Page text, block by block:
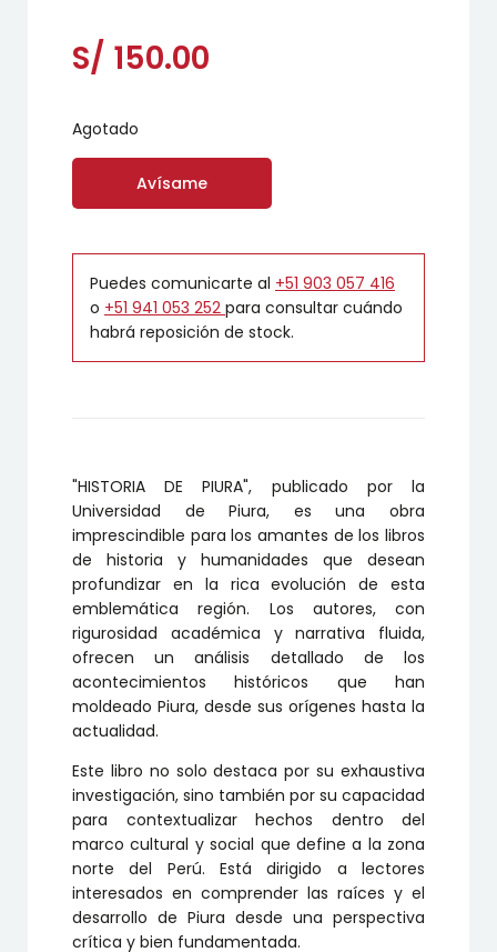
S/ 150.00
Agotado
Avísame
Puedes comunicarte al +51 903 057 416
o +51 941 053 252 para consultar cuándo
habrá reposición de stock.
"HISTORIA DE PIURA", publicado por la
Universidad de Piura, es una obra
imprescindible para los amantes de los libros
de historia y humanidades que desean
profundizar en la rica evolución de esta
emblemática región. Los autores, con
rigurosidad académica y narrativa fluida,
ofrecen un análisis detallado de los
acontecimientos históricos que han
moldeado Piura, desde sus orígenes hasta la
actualidad.
Este libro no solo destaca por su exhaustiva
investigación, sino también por su capacidad
para contextualizar hechos dentro del
marco cultural y social que define a la zona
norte del Perú. Está dirigido a lectores
interesados en comprender las raíces y el
desarrollo de Piura desde una perspectiva
crítica y bien fundamentada.